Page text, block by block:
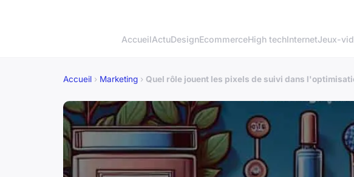
AccueilActuDesignEcommerceHigh techInternetJeux-
Accueil › Marketing › Quel rôle jouent les pixels de suivi dans